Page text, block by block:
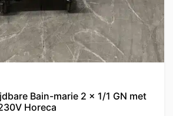
Bain-marie 2 x 1/1 GN met
Horeca